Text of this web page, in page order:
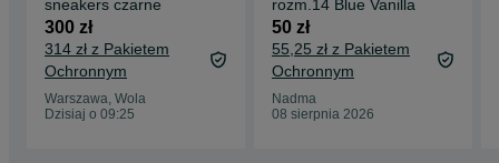
sneakers czarne
300 zł
314 zł z Pakietem
Ochronnym
Warszawa, Wola
Dzisiaj o 09:25
rozm.14 Blue Vanilla
50 zł
55,25 zł z Pakietem
Ochronnym
Nadma
08 sierpnia 2026